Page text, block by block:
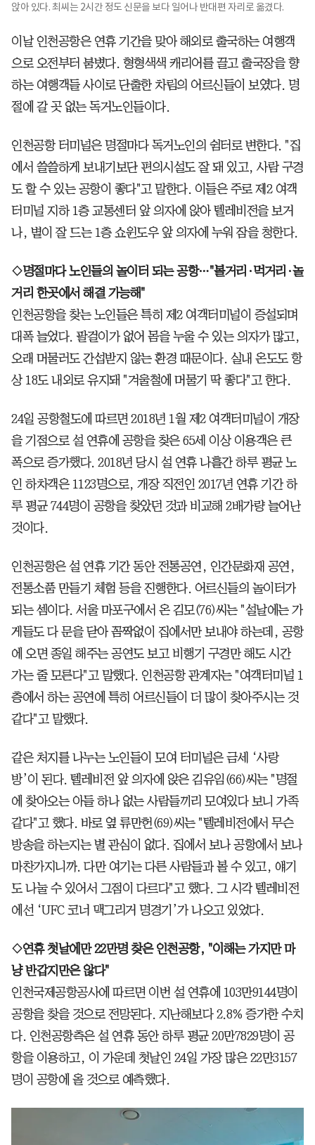
앉아 있다. 최씨는 2시간 정도 신문을 보다 일어나 반대편 자리로 옮겼다.
이날 인천공항은 연휴 기간을 맞아 해외로 출국하는 여행객
으로 오전부터 붐볐다. 형형색색 캐리어를 끌고 출국장을 향
하는 여행객들 사이로 단출한 차림의 어르신들이 보였다. 명
절에 갈 곳 없는 독거노인들이다.
인천공항 터미널은 명절마다 독거노인의 쉼터로 변한다. "집
에서 쓸쓸하게 보내기보단 편의시설도 잘 돼 있고, 사람 구경
도 할 수 있는 공항이 좋다"고 말한다. 이들은 주로 제2 여객
터미널 지하 1층 교통센터 앞 의자에 앉아 텔레비전을 보거
나, 볕이 잘 드는 1층 쇼윈도우 앞 의자에 누워 잠을 청한다.
◇명절마다 노인들의 놀이터 되는 공항…"볼거리·먹거리·놀
거리 한곳에서 해결 가능해"
인천공항을 찾는 노인들은 특히 제2 여객터미널이 증설되며
대폭 늘었다. 팔걸이가 없어 몸을 누울 수 있는 의자가 많고,
오래 머물러도 간섭받지 않는 환경 때문이다. 실내 온도도 항
상 18도 내외로 유지돼 "겨울철에 머물기 딱 좋다"고 한다.
24일 공항철도에 따르면 2018년 1월 제2 여객터미널이 개장
을 기점으로 설 연휴에 공항을 찾은 65세 이상 이용객은 큰
폭으로 증가했다. 2018년 당시 설 연휴 나흘간 하루 평균 노
인 하차객은 1123명으로, 개장 직전인 2017년 연휴 기간 하
루 평균 744명이 공항을 찾았던 것과 비교해 2배가량 늘어난
것이다.
인천공항은 설 연휴 기간 동안 전통공연, 인간문화재 공연,
전통소품 만들기 체험 등을 진행한다. 어르신들의 놀이터가
되는 셈이다. 서울 마포구에서 온 김모(76)씨는 "설날에는 가
게들도 다 문을 닫아 꼼짝없이 집에서만 보내야 하는데, 공항
에 오면 종일 해주는 공연도 보고 비행기 구경만 해도 시간
가는 줄 모른다"고 말했다. 인천공항 관계자는 "여객터미널 1
층에서 하는 공연에 특히 어르신들이 더 많이 찾아주시는 것
같다"고 말했다.
같은 처지를 나누는 노인들이 모여 터미널은 금세 ‘사랑
방’이 된다. 텔레비전 앞 의자에 앉은 김유임(66)씨는 "명절
에 찾아오는 아들 하나 없는 사람들끼리 모여있다 보니 가족
같다"고 했다. 바로 옆 류만헌(69)씨는 "텔레비전에서 무슨
방송을 하는지는 별 관심이 없다. 집에서 보나 공항에서 보나
마찬가지니까. 다만 여기는 다른 사람들과 볼 수 있고, 얘기
도 나눌 수 있어서 그점이 다르다"고 했다. 그 시각 텔레비전
에선 ‘UFC 코너 맥그리거 명경기’가 나오고 있었다.
◇연휴 첫날에만 22만명 찾은 인천공항, "이해는 가지만 마
냥 반갑지만은 않다"
인천국제공항공사에 따르면 이번 설 연휴에 103만9144명이
공항을 찾을 것으로 전망된다. 지난해보다 2.8% 증가한 수치
다. 인천공항측은 설 연휴 동안 하루 평균 20만7829명이 공
항을 이용하고, 이 가운데 첫날인 24일 가장 많은 22만3157
명이 공항에 올 것으로 예측했다.